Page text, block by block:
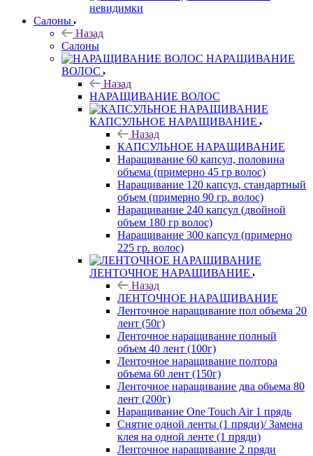
невидимки
Салоны
Назад
Салоны
НАРАЩИВАНИЕ
ВОЛОС
Назад
НАРАЩИВАНИЕ ВОЛОС
КАПСУЛЬНОЕ НАРАЩИВАНИЕ
Назад
КАПСУЛЬНОЕ НАРАЩИВАНИЕ
Наращивание 60 капсул, половина
объема (примерно 45 гр волос)
Наращивание 120 капсул, стандартный
объем (примерно 90 гр. волос)
Наращивание 240 капсул (двойной
объем 180 гр волос)
Наращивание 300 капсул (примерно
225 гр. волос)
ЛЕНТОЧНОЕ НАРАЩИВАНИЕ
Назад
ЛЕНТОЧНОЕ НАРАЩИВАНИЕ
Ленточное наращивание пол объема 20
лент (50г)
Ленточное наращивание полный
объем 40 лент (100г)
Ленточное наращивание полтора
объема 60 лент (150г)
Ленточное наращивание два обьема 80
лент (200г)
Наращивание One Touch Air 1 прядь
Снятие одной ленты (1 пряди)/ Замена
клея на одной ленте (1 пряди)
Ленточное наращивание 2 пряди